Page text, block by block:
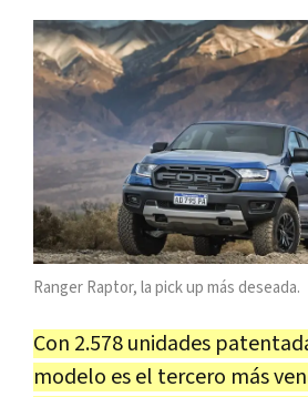
Ranger Raptor, la pick up más deseada.
Con 2.578 unidades
modelo es el tercero más